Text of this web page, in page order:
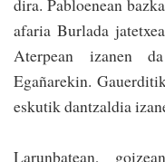
dira. Pabloenean
afaria Burlada
Aterpean izanen
Egañarekin.
eskutik dan­tzaldia
Larunbatean,